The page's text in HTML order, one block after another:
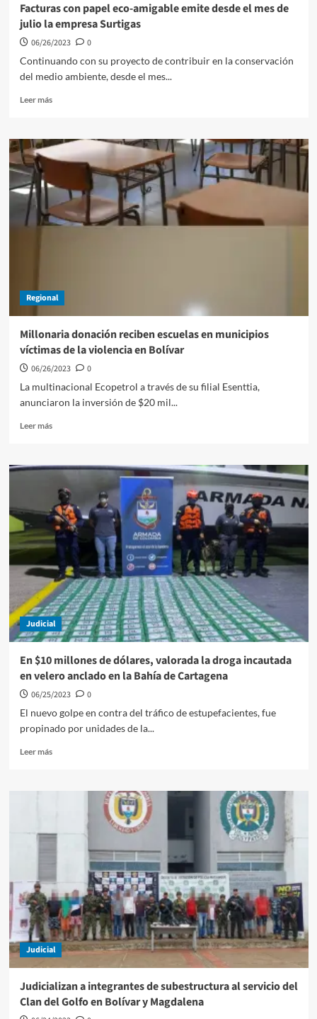
Facturas con papel eco-amigable emite desde el mes de
julio la empresa Surtigas
06/26/2023
0
Continuando con su proyecto de contribuir en la conservación
del medio ambiente, desde el mes...
Leer másLeer
Facturas
papel
amigable
emite
desde
empresa
Regional
Millonaria donación reciben escuelas en municipios
víctimas de la violencia en Bolívar
06/26/2023
0
La multinacional Ecopetrol a través de su filial Esenttia,
anunciaron la inversión de $20 mil...
Leer másLeer
Millonaria
donación
reciben
escuelas
en
municipios
víctimas
la
violencia
en
Bolívar
Judicial
En $10 millones de dólares, valorada la droga incautada
en velero anclado en la Bahía de Cartagena
06/25/2023
0
El nuevo golpe en contra del tráfico de estupefacientes, fue
propinado por unidades de la...
Leer másLeer
En
de
droga
incautada
en
velero
anclado
en
de
Cartagena
Judicial
Judicializan a integrantes de subestructura al servicio del
Clan del Golfo en Bolívar y Magdalena